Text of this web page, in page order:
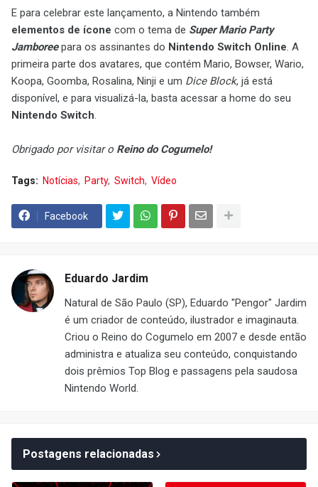
E para celebrar este lançamento, a Nintendo também
elementos de ícone com o tema de Super Mario Party
Jamboreepara os assinantes do Nintendo Switch Online. A
primeira parte dos avatares, que contém Mario, Bowser, Wario,
Koopa, Goomba, Rosalina, Ninji e um Dice Block, já está
disponível, e para visualizá-la, basta acessar a home do seu
Nintendo Switch.
Obrigado por visitar o Reino do Cogumelo!
Tags: Notícias Party Switch Vídeo
Facebook
Eduardo Jardim
Natural de São Paulo (SP), Eduardo "Pengor" Jardim
é um criador de conteúdo, ilustrador e imaginauta.
Criou o Reino do Cogumelo em 2007 e desde então
administra e atualiza seu conteúdo, conquistando
dois prêmios Top Blog e passagens pela saudosa
Nintendo World.
Postagens relacionadas